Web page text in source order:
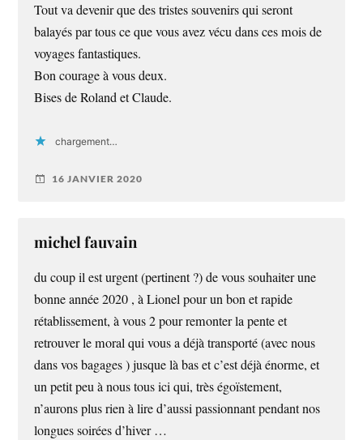
Tout va devenir que des tristes souvenirs qui seront
balayés par tous ce que vous avez vécu dans ces mois de
voyages fantastiques.
Bon courage à vous deux.
Bises de Roland et Claude.
chargement…
16 JANVIER 2020
michel fauvain
du coup il est urgent (pertinent ?) de vous souhaiter une
bonne année 2020 , à Lionel pour un bon et rapide
rétablissement, à vous 2 pour remonter la pente et
retrouver le moral qui vous a déjà transporté (avec nous
dans vos bagages ) jusque là bas et c’est déjà énorme, et
un petit peu à nous tous ici qui, très égoïstement,
n’aurons plus rien à lire d’aussi passionnant pendant nos
longues soirées d’hiver …